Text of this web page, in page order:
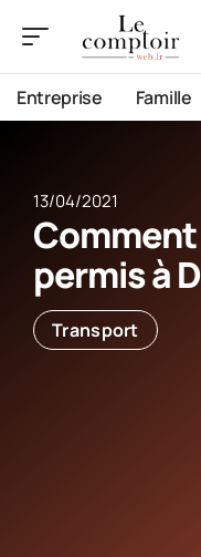
Entreprise Famille
13/04/2021
permis à
Transport